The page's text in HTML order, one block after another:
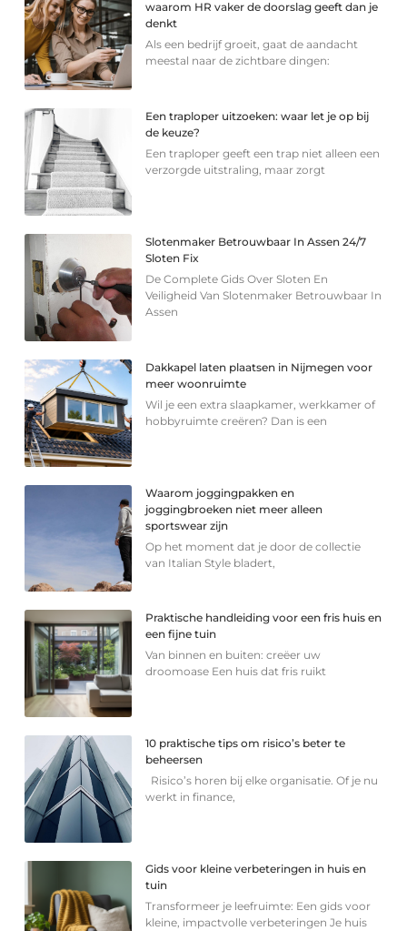
waarom HR vaker de doorslag geeft dan je
denkt
Als een bedrijf groeit, gaat de aandacht
meestal naar de zichtbare dingen:
Een traploper uitzoeken: waar let je op bij
de keuze?
Een traploper geeft een trap niet alleen een
verzorgde uitstraling, maar zorgt
Slotenmaker Betrouwbaar In Assen 24/7
Sloten Fix
De Complete Gids Over Sloten En
Veiligheid Van Slotenmaker Betrouwbaar In
Assen
Dakkapel laten plaatsen in Nijmegen voor
meer woonruimte
Wil je een extra slaapkamer, werkkamer of
hobbyruimte creëren? Dan is een
Waarom joggingpakken en
joggingbroeken niet meer alleen
sportswear zijn
Op het moment dat je door de collectie
van Italian Style bladert,
Praktische handleiding voor een fris huis en
een fijne tuin
Van binnen en buiten: creëer uw
droomoase Een huis dat fris ruikt
10 praktische tips om risico’s beter te
beheersen
Risico’s horen bij elke organisatie. Of je nu
werkt in finance,
Gids voor kleine verbeteringen in huis en
tuin
Transformeer je leefruimte: Een gids voor
kleine, impactvolle verbeteringen Je huis